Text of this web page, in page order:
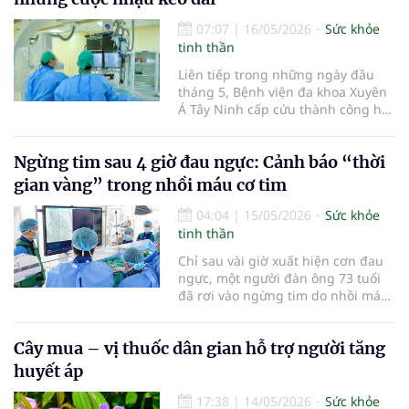
vắc xin đạt chuẩn quốc tế GSP
cùng nhiều hỗ trợ y tế thiết thực
khác. Chương trình thể hiện sự
Thành ủy, UBND và Sở Y tế TP.HCM
trong việc phát huy vai trò y tế tư
nhân, tăng cường phối hợp công -
dịch vụ y tế chất lượng cao cho
người dân mọi vùng miền. Đây
hướng phát triển y tế dự phòng
hiện đại, chủ động, bền vững theo
tinh thần Nghị quyết 72 của Bộ
Chính trị, chú trọng chuyển từ
chữa bệnh sang chủ động phòng
bệnh bằng tiêm chủng vắc xin.
07:07 | 16/05/2026
Sức khỏe
tinh thần
Liên tiếp trong những ngày đầu
tháng 5, Bệnh viện đa khoa Xuyên
Á Tây Ninh cấp cứu thành công hai
mới 37 tuổi nhập viện trong tình
trạng đau ngực dữ dội sau cuộc
nhậu cùng bạn bè.
Ngừng tim sau 4 giờ đau ngực: Cảnh báo “thời
gian vàng” trong nhồi máu cơ tim
04:04 | 15/05/2026
Sức khỏe
tinh thần
Chỉ sau vài giờ xuất hiện cơn đau
ngực, một người đàn ông 73 tuổi
đã rơi vào ngừng tim do nhồi máu
Cây mua – vị thuốc dân gian hỗ trợ người tăng
huyết áp
17:38 | 14/05/2026
Sức khỏe